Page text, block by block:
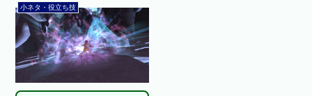
小ネタ・役立ち技